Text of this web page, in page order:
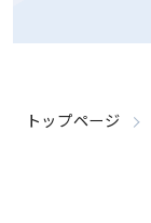
トップページ